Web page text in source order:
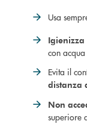
Usa
con
Evita il
distanza
Non
superiore